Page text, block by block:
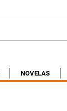
NOVELAS